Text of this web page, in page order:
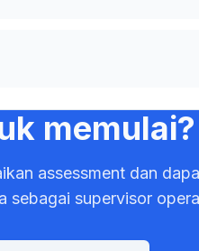
memulai?
assessment dan
sebagai supervisor